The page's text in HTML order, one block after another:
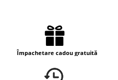
Împachetare cadou gratuită